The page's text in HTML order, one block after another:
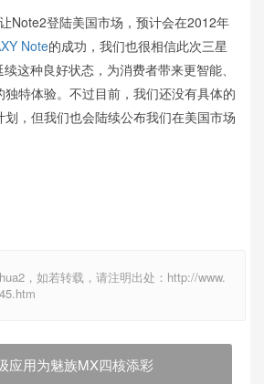
Note2登陆美国市场，预计会在2012年
Note的成功，我们也很相信此次三星
这种良好状态，为消费者带来更智能、
特体验。不过目前，我们还没有具体的
，但我们也会陆续公布我们在美国市场
，如若转载，请注明出处：http://www.
应用为魅族MX四核添彩